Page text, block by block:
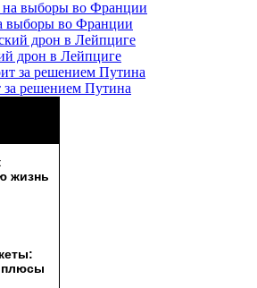
выборы во Франции
дрон в Лейпциге
решением Путина